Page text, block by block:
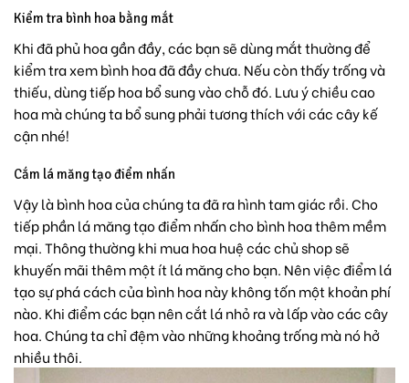
Kiểm tra bình hoa bằng mắt
Khi đã phủ hoa gần đầy, các bạn sẽ dùng mắt thường để
kiểm tra xem bình hoa đã đầy chưa. Nếu còn thấy trống và
thiếu, dùng tiếp hoa bổ sung vào chỗ đó. Lưu ý chiều cao
hoa mà chúng ta bổ sung phải tương thích với các cây kế
cận nhé!
Cắm lá măng tạo điểm nhấn
Vậy là bình hoa của chúng ta đã ra hình tam giác rồi. Cho
tiếp phần lá măng tạo điểm nhấn cho bình hoa thêm mềm
mại. Thông thường khi mua hoa huệ các chủ shop sẽ
khuyến mãi thêm một ít lá măng cho bạn. Nên việc điểm lá
tạo sự phá cách của bình hoa này không tốn một khoản phí
nào. Khi điểm các bạn nên cắt lá nhỏ ra và lấp vào các cây
hoa. Chúng ta chỉ đệm vào những khoảng trống mà nó hở
nhiều thôi.